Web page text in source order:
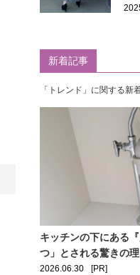
い
新着記事
「トレンド」に関する新
キッチンの下にある
つ」とされる驚きの
2026.06.30 [PR]